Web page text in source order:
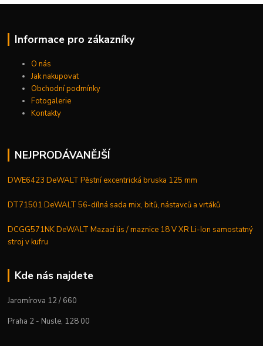
Informace pro zákazníky
O nás
Jak nakupovat
Obchodní podmínky
Fotogalerie
Kontakty
NEJPRODÁVANĚJŠÍ
DWE6423 DeWALT Pěstní excentrická bruska 125 mm
DT71501 DeWALT 56-dílná sada mix, bitů, nástavců a vrtáků
DCGG571NK DeWALT Mazací lis / maznice 18 V XR Li-Ion samostatný
stroj v kufru
Kde nás najdete
Jaromírova 12 / 660
Praha 2 - Nusle, 128 00